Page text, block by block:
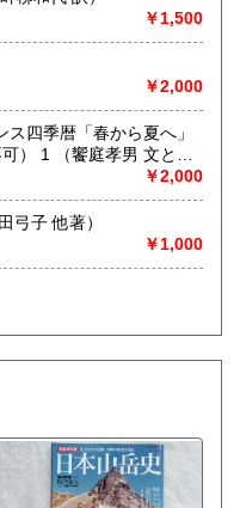
￥1,500
￥2,000
四季暦「春から夏へ」
文と写
￥2,000
いたい 恵存本 （藤田弓子 他著）
￥1,000